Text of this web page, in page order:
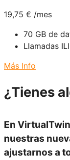
19,75 € /mes
70 GB de
Llamadas
Más Info
¿Tienes
En VirtualTwin
nuestras
ajustarnos a